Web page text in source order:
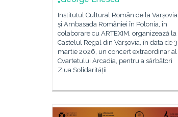
Institutul Cultural Român de la Varșovia
și Ambasada României în Polonia, în
colaborare cu ARTEXIM, organizează la
Castelul Regal din Varșovia, în data de 3
martie 2026, un concert extraordinar al
Cvartetului Arcadia, pentru a sărbători
Ziua Solidarității